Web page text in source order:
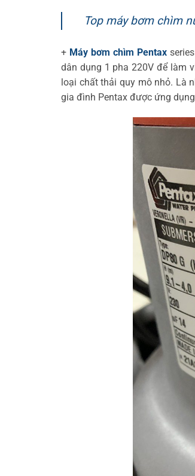
Top máy bơm chìm
+ Máy bơm chìm Pentax
dân dụng 1 pha 220V để làm
loại chất thải quy mô nhỏ. Là
gia đình Pentax được ứng